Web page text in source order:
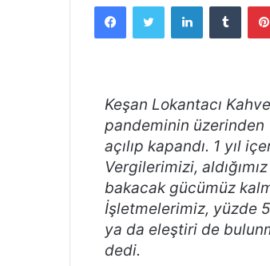
posta
göndermek
FacebookTwitter LinkedIn
Keşan Lokantacı
pandeminin
açılıp kapandı. 1 yıl
Vergilerimizi,
bakacak gücümüz
İşletmelerimiz, yüzde
ya da eleştiri de
dedi.